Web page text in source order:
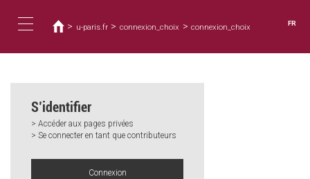
contenu
navigation
êtes
ici
> u-paris.fr > connexion_choix > connexion_choix FR
S’identifier
> Accéder aux pages privées
> Se connecter en tant que contributeurs
Connexion